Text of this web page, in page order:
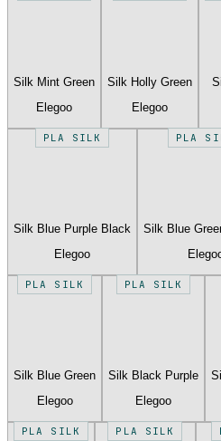
Silk Mint Green
Elegoo
Silk Holly Green
Elegoo
PLA SILK
Silk Blue Purple Black
Elegoo
PLA
Silk Blue
PLA SILK
Silk Blue Green
Elegoo
PLA SILK
Silk Black Purple
Elegoo
PLA SILK PLA SILK